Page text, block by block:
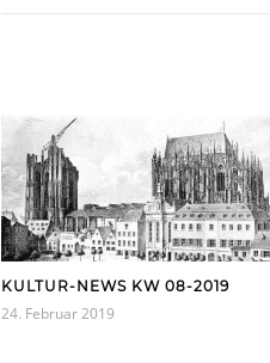
KULTUR-NEWS KW 08-2019
24. Februar 2019